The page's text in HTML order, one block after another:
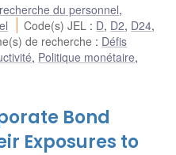
du personnel,
Code(s) JEL : D, D2, D24,
de recherche : Défis
, Politique monétaire,
Bond
Exposures to